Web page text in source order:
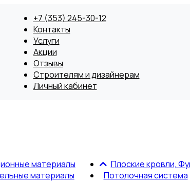
материалы
материалы
Плоские кровли,
Потолочная система
+7 (353) 245-30-12
Контакты
Услуги
Акции
Отзывы
Строителям и дизайнерам
Личный кабинет